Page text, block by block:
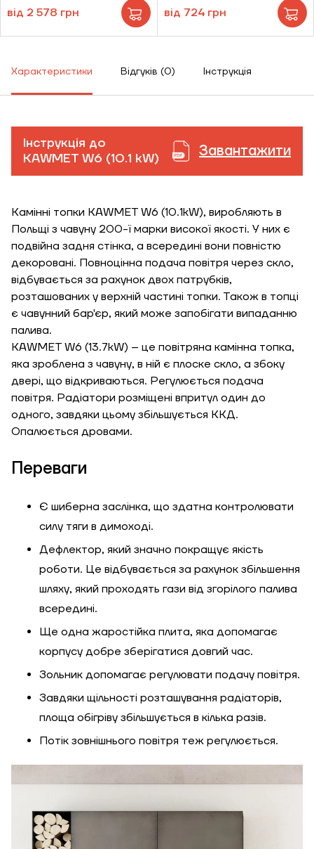
від 2 578 грн від 724 грн
Характеристики Відгуків (0) Інструкція
Інструкція до
KAWMET W6 (10.1 kW)
Завантажити
Камінні топки KAWMET W6 (10.1kW), виробляють в
Польщі з чавуну 200-ї марки високої якості. У них є
подвійна задня стінка, а всередині вони повністю
декоровані. Повноцінна подача повітря через скло,
відбувається за рахунок двох патрубків,
розташованих у верхній частині топки. Також в топці
є чавунний бар'єр, який може запобігати випаданню
палива.
KAWMET W6 (13.7kW) – це повітряна камінна топка,
яка зроблена з чавуну, в ній є плоске скло, а збоку
двері, що відкриваються. Регулюється подача
повітря. Радіатори розміщені впритул один до
одного, завдяки цьому збільшується ККД.
Опалюється дровами.
Переваги
Є шиберна заслінка, що здатна контролювати
силу тяги в димоході.
Дефлектор, який значно покращує якість
роботи. Це відбувається за рахунок збільшення
шляху, який проходять гази від згорілого палива
всередині.
Ще одна жаростійка плита, яка допомагає
корпусу добре зберігатися довгий час.
Зольник допомагає регулювати подачу повітря.
Завдяки щільності розташування радіаторів,
площа обігріву збільшується в кілька разів.
Потік зовнішнього повітря теж регулюється.
Висота, м
Ширина, м
Довжина, м
Ступінь
утеплення, Вт/м
кв
Гарно утеплений, 55
потужність, кВт
Замовити
Зворотній дзвінок
ЗАМОВИТИ ПОСЛУГУ МОНТАЖУ
Надіслати
Кошик